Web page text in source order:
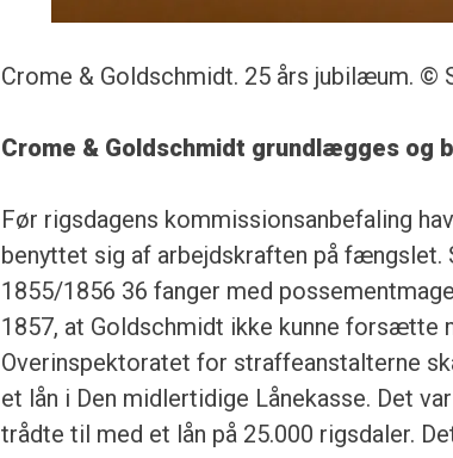
Crome & Goldschmidt. 25 års jubilæum. ©
Crome & Goldschmidt grundlægges og
Før rigsdagens kommissionsanbefaling
benyttet sig af arbejdskraften på
1855/1856 36 fanger med
1857, at Goldschmidt ikke kunne forsætte
Overinspektoratet for straffeanstalterne
et lån i Den midlertidige Lånekasse. Det
trådte til med et lån på 25.000 rigsdaler.